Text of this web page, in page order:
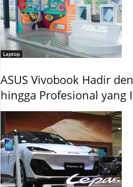
Laptop
ASUS Vivobook Hadir
hingga Profesional yang